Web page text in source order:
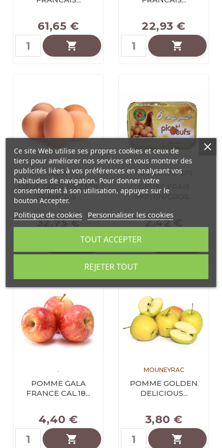
61,65 €

22,93 €

SEGUY
OEUF GROS 63/73GR
FRANCAIS...
32,75 €
POULE DES CHEFS
OEUFS FRAIS
MOYEN/GROS...
2,42 €
.
POMME GALA
FRANCE CAL.18...
4,40 €

MOUNEYRAC
POMME GOLDEN
DELICIOUS...
3,80 €

Ce site Web utilise ses propres cookies et ceux de
tiers pour améliorer nos services et vous montrer des
publicités liées à vos préférences en analysant vos
habitudes de navigation. Pour donner votre
consentement à son utilisation, appuyez sur le
bouton Accepter.
Politique de cookies Personnaliser les cookies
REJETER TOUT
TOUT ACCEPTER